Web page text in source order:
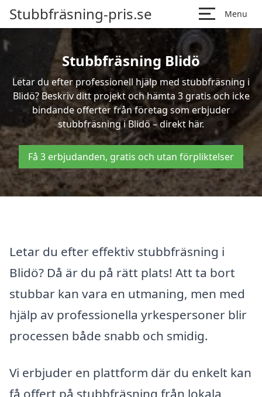
Stubbfräsning-pris.se Menu
Stubbfräsning Blidö
Letar du efter professionell hjälp med stubbfräsning i
Blidö? Beskriv ditt projekt och hämta 3 gratis och icke
bindande offerter från företag som erbjuder
stubbfräsning i Blidö – direkt här.
Få 3 erbjudanden, gratis och utan förpliktelser
Letar du efter effektiv stubbfräsning i
Blidö? Då är du på rätt plats! Att ta bort
stubbar kan vara en utmaning, men med
hjälp av professionella yrkespersoner blir
processen både snabb och smidig.
Vi erbjuder en plattform där du enkelt kan